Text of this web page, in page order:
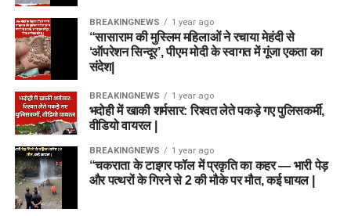
कप्तान (Captain)
Mitchell Marsh
Joe Clarke
ओपनिंग बल्लेबाज होने के कारण बड़ी पारी खेलने की क्षमता रखते हैं।
उपकप्तान (Vice Captain)
Darcie Carter (डार्सी कार्टर)
Kate Cross (केट क्रॉस)
Hannah Baker (हन्ना बेकर)
Cassidy McCarthy (कैसिडी मैकार्थी)
Head to Head Record (आमने-
सामने के आंकड़े)
द हंड्रेड विमेन टूर्नामेंट के इतिहास में इन दोनों टीमों के बीच अब तक
🌟 टॉप फैंटेसी पिक्स (Key Players to
Must Have in Your Dream11)
जब आपIRE vs AFG Dream11 Team 2nd ODI 2026
हों, तो इन स्टार खिलाड़ियों को अपनी टीम में जरूर शामिल करें:
रहमानुल्लाह गुरबाज़ (AFG): सलामी बल्लेबाज और विकेटकीपर।
पावरप्ले का पूरा फायदा उठाते हैं और अगर फॉर्म में हों तो अकेले दम
पर बड़ा स्कोर खड़ा कर सकते हैं।
BREAKINGNEWS 1 year ago
“सासाराम की मुस्लिम महिलाओं ने रचाया मेहंदी से
‘ऑपरेशन सिन्दूर’, पीएम मोदी के स्वागत में गूंजा एकता का
संदेश|
BREAKINGNEWS 1 year ago
भदोही में खाकी शर्मसार: रिश्वत लेते पकड़े गए पुलिसकर्मी,
वीडियो वायरल |
BREAKINGNEWS 1 year ago
“चकराता के टाइगर फॉल में प्रकृति का कहर — भारी पेड़
और पत्थरों के गिरने से 2 की मौके पर मौत, कई घायल |